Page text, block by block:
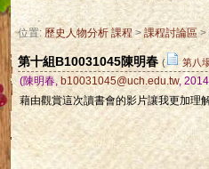
位置:歷史人物分析 課程 > 課程討論區>
第十組B10031045陳明春 ( 第八
(陳明春, b10031045@uch.edu.tw,
藉由觀賞這次讀書會的影片讓我更加理